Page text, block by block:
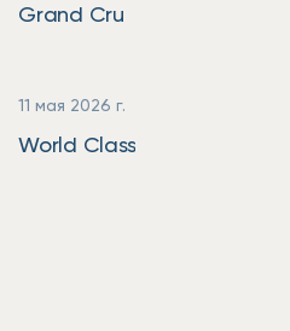
Grand Cru
11 мая 2026 г.
World Class